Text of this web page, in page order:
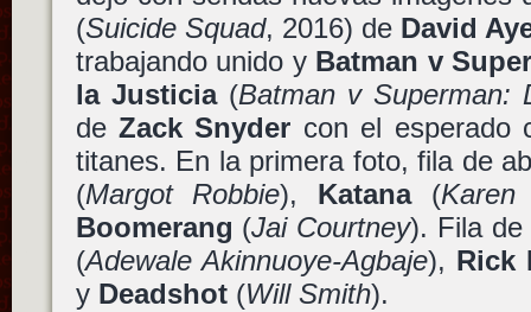
(Suicide Squad, 2016) de David
trabajando unido y Batman v
la Justicia(Batman v Superman:
de Zack Snyder con el esperado
titanes. En la primera foto, fila de
(Margot Robbie), Katana(Karen
Boomerang (Jai Courtney). Fila
(Adewale Akinnuoye-Agbaje), Rick
y Deadshot(Will Smith).